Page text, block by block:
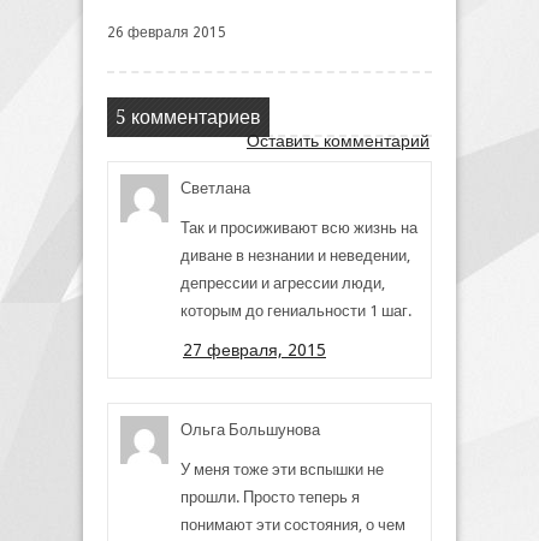
26 февраля 2015
5 комментариев
Оставить комментарий
Светлана
Так и просиживают всю жизнь на
диване в незнании и неведении,
депрессии и агрессии люди,
которым до гениальности 1 шаг.
27 февраля, 2015
Ольга Большунова
У меня тоже эти вспышки не
прошли. Просто теперь я
понимают эти состояния, о чем